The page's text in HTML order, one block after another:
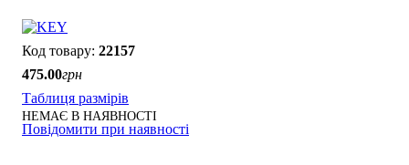
22157
475.00грн
Таблиця размірів
НЕМАЄ В НАЯВНОСТІ
Повідомити при наявності